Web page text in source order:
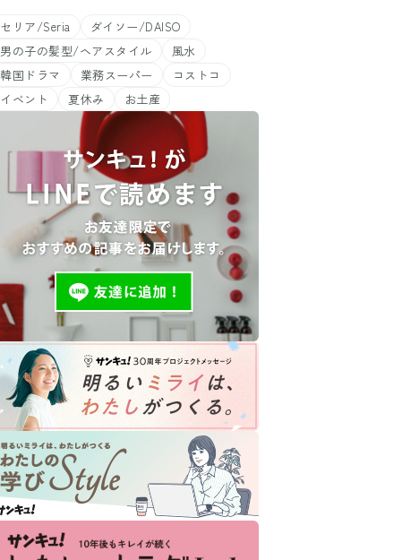
セリア/Seria
ダイソー/DAISO
男の子の髪型/ヘアスタイル
風水
韓国ドラマ
業務スーパー
コストコ
イベント
夏休み お土産